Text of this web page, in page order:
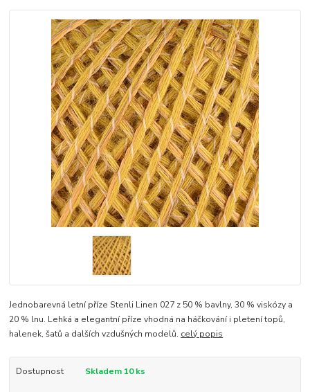
Jednobarevná letní příze Stenli Linen 027 z 50 % bavlny, 30 % viskózy a
20 % lnu. Lehká a elegantní příze vhodná na háčkování i pletení topů,
halenek, šatů a dalších vzdušných modelů. celý popis
Dostupnost Skladem 10 ks